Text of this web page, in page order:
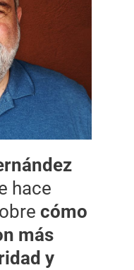
hace
cómo
más
y